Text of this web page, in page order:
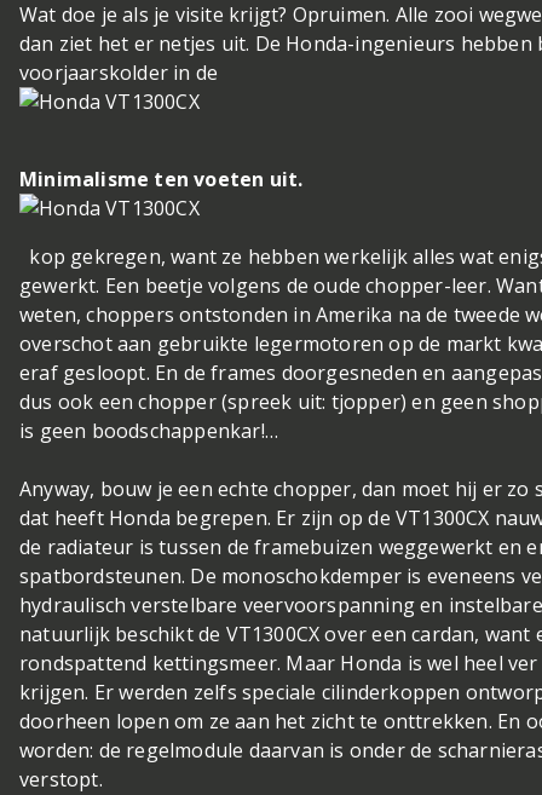
Wat doe je als je visite krijgt? Opruimen. Alle zooi
dan ziet het er netjes uit. De Honda-ingenieurs hebben
voorjaarskolder in de
Minimalisme ten voeten uit.
kop gekregen, want ze hebben werkelijk alles wat
gewerkt. Een beetje volgens de oude chopper-leer.
weten, choppers ontstonden in Amerika na de tweede
overschot aan gebruikte legermotoren op de markt
eraf gesloopt. En de frames doorgesneden en
dus ook een chopper (spreek uit: tjopper) en geen
is geen boodschappenkar!…
Anyway, bouw je een echte chopper, dan moet hij er
dat heeft Honda begrepen. Er zijn op de VT1300CX
de radiateur is tussen de framebuizen weggewerkt en
spatbordsteunen. De monoschokdemper is eveneens
hydraulisch verstelbare veervoorspanning en
natuurlijk beschikt de VT1300CX over een cardan,
rondspattend kettingsmeer. Maar Honda is wel heel
krijgen. Er werden zelfs speciale cilinderkoppen
doorheen lopen om ze aan het zicht te onttrekken. En
worden: de regelmodule daarvan is onder de
verstopt.